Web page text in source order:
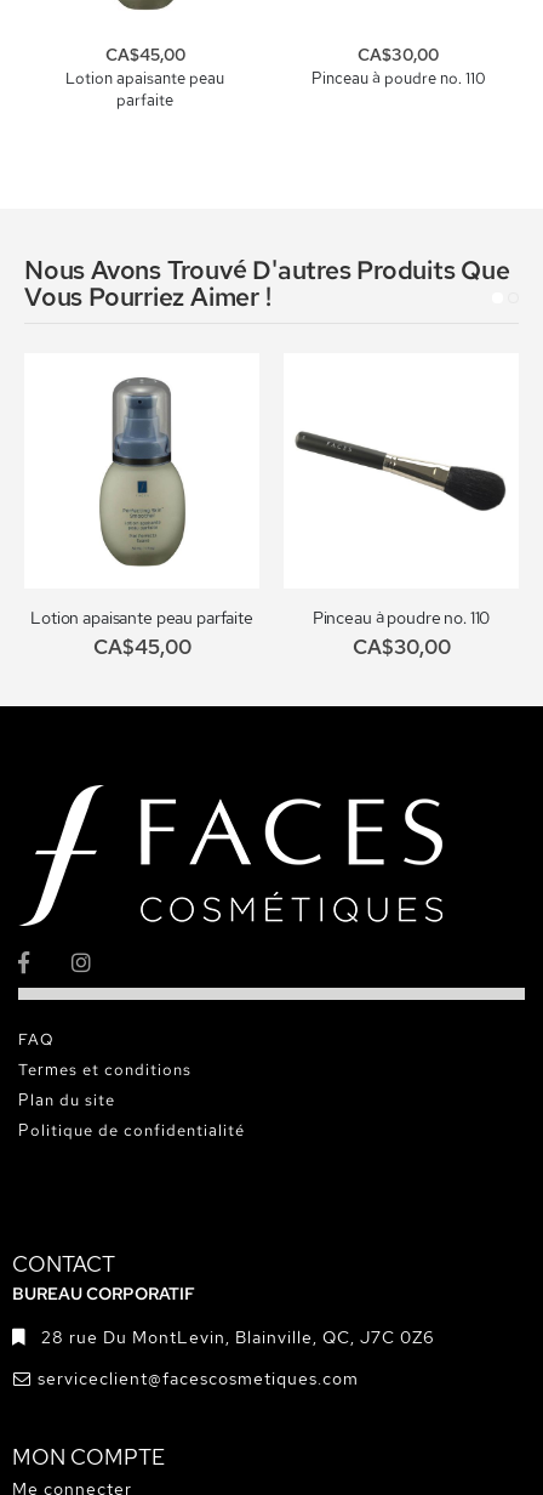
Lotion apaisante peau
parfaite
CA$45,00
Pinceau à poudre no. 110
CA$30,00
Nous Avons Trouvé D'autres Produits Que
Vous Pourriez Aimer !
Lotion apaisante peau parfaite
CA$45,00
Pinceau à poudre no. 110
CA$30,00
FAQ
Termes et conditions
Plan du site
Politique de confidentialité
CONTACT
BUREAU CORPORATIF
28 rue Du MontLevin, Blainville, QC, J7C 0Z6
serviceclient@facescosmetiques.com
MON COMPTE
Me connecter